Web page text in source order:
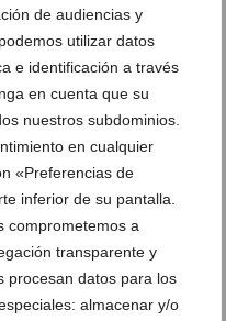
de audiencias y
utilizar datos
e identificación a través
en cuenta que su
nuestros subdominios.
en cualquier
«Preferencias de
inferior de su pantalla.
comprometemos a
transparente y
procesan datos para los
almacenar y/o
del CD. Dénia
del Pego CF.